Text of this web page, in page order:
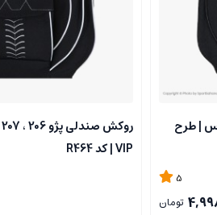
و رانا پلاس | طرح
5
تومان
VIP | کد R464